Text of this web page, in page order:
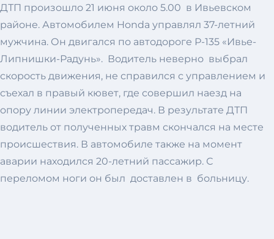
ДТП произошло 21 июня около 5.00 в Ивьевском
районе. Автомобилем Honda управлял 37-летний
мужчина. Он двигался по автодороге Р-135 «Ивье-
Липнишки-Радунь». Водитель неверно выбрал
скорость движения, не справился с управлением и
съехал в правый кювет, где совершил наезд на
опору линии электропередач. В результате ДТП
водитель от полученных травм скончался на месте
происшествия. В автомобиле также на момент
аварии находился 20-летний пассажир. С
переломом ноги он был доставлен в больницу.